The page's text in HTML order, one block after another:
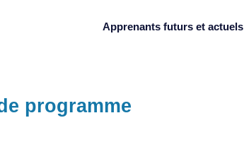
Apprenants futurs et actuels
programme